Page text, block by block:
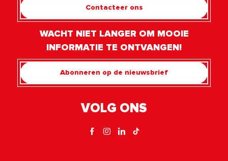
Contacteer ons
WACHT NIET LANGER OM MOOIE
INFORMATIE TE ONTVANGEN!
Abonneren op de nieuwsbrief
VOLG ONS